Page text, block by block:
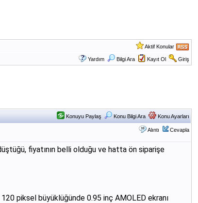
Aktif Konular
Yardım Bilgi Ara Kayıt Ol Giriş
Konuyu Paylaş Konu Bilgi Ara Konu Ayarları
Alıntı Cevapla
fiyatının belli olduğu ve hatta ön siparişe
piksel büyüklüğünde 0.95 inç AMOLED ekranı